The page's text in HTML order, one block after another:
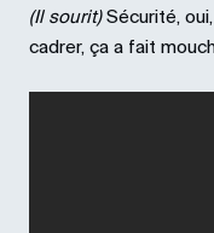
(Il sourit)Sécurité,
cadrer, ça a fait